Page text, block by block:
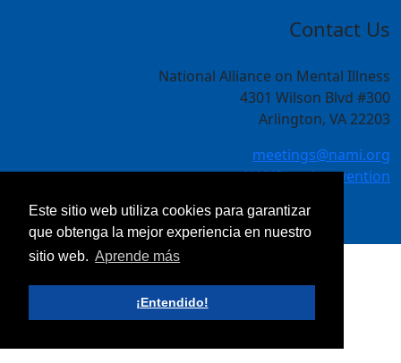
Este sitio web utiliza cookies para garantizar
que obtenga la mejor experiencia en nuestro
sitio web. Aprende más
¡Entendido!
Contact Us
National Alliance on Mental Illness
4301 Wilson Blvd #300
Arlington, VA 22203
meetings@nami.org
NAMI.org/convention